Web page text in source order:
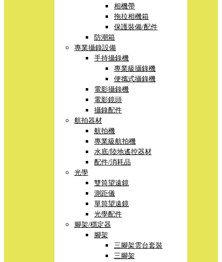
相機帶
拖拉相機箱
保護裝備/配件
防潮箱
專業攝錄設備
手持攝錄機
專業級攝錄機
便攜式攝錄機
電影攝錄機
電影鏡頭
攝錄配件
航拍器材
航拍機
專業級航拍機
水底/陸地遙控器材
配件/消耗品
光學
雙筒望遠鏡
測距儀
單筒望遠鏡
光學配件
腳架/穩定器
腳架
三腳架雲台套裝
三腳架